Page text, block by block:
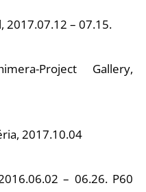
2017.07.12 – 07.15.
Project Gallery,
2017.10.04
– 06.26. P60